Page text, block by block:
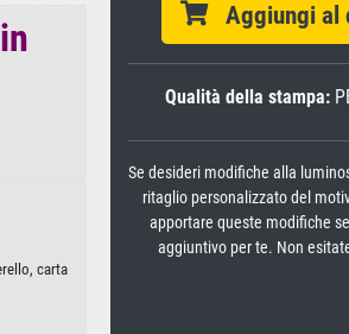
carta
Aggiungi al
Qualità della stampa:
Se desideri modifiche alla
ritaglio personalizzato del
apportare queste modifiche
aggiuntivo per te. Non